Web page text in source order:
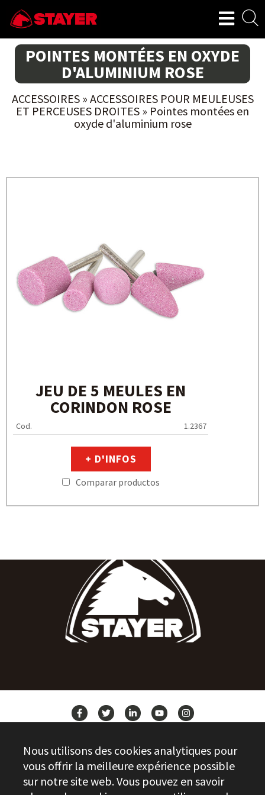
POINTES MONTÉES EN OXYDE
D'ALUMINIUM ROSE
ACCESSOIRES» ACCESSOIRES POUR MEULEUSES
ET PERCEUSES DROITES » Pointes montées en
oxyde d'aluminium rose
JEU DE 5 MEULES EN
CORINDON ROSE
Cod. 1.2367
+ D'INFOS
Comparar productos
CONTACT
Nous utilisons des cookies analytiques pour
vous offrir la meilleure expérience possible
sur notre site web. Vous pouvez en savoir